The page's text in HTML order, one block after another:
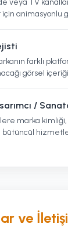
veya TV
animasyonlu
farklı
görsel
/
marka kimliği,
bütüncül
ve